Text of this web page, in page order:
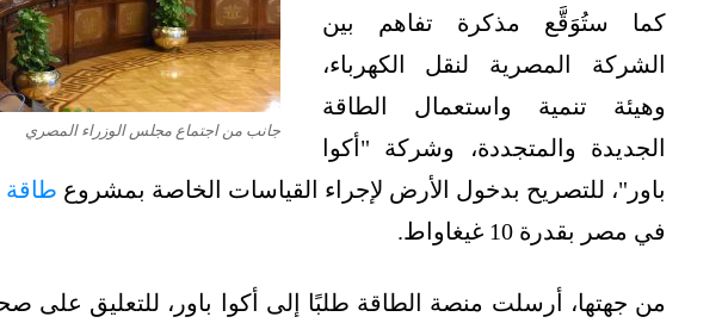
جانب من اجتماع مجلس الوزراء المصري
كما ستُوَقَّع مذكرة تفاهم بين
الشركة المصرية لنقل الكهرباء،
وهيئة تنمية واستعمال الطاقة
الجديدة والمتجددة، وشركة "أكوا
باور"، للتصريح بدخول الأرض لإجراء القياسات الخاصة بمشروع طاقة
في مصر بقدرة 10 غيغاواط.